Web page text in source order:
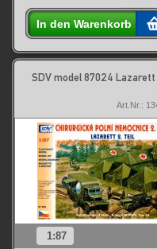
In den Warenkorb
SDV model 87024
Art.Nr.:
1:87